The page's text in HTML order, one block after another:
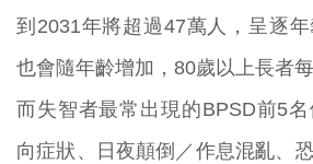
到2031年將超過47萬人，呈逐
也會隨年齡增加，80歲以上長者
而失智者最常出現的BPSD前5
向症狀、日夜顛倒／作息混亂、